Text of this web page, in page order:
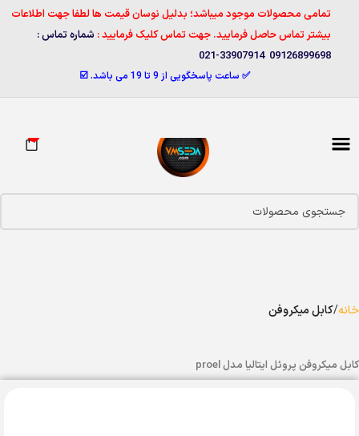
تمامی محصولات موجود میباشد؛ بدلیل نوسان قیمت ها لطفا جهت اطلاعات
بیشتر تماس حاصل فرمایید. جهت تماس کلیک فرمایید : شماره تماس :
09126899698 33907914-021
✅ ساعت پاسخگویی از 9 تا 19 می باشد. ☑️
0
خانه کابل میکروفن
کابل میکروفن پروئل ایتالیا مدل proel